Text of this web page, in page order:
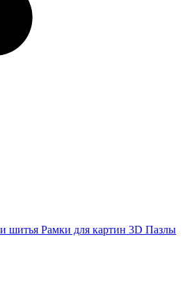
шитья Рамки для картин 3D Пазлы